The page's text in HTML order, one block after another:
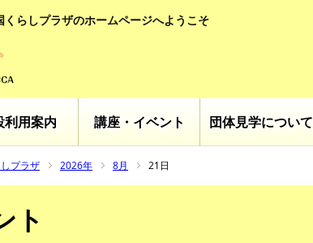
らしプラザのホームページへようこそ
利用案内 講座・イベント 団体見学について
プラザ 2026年 8月 21日
ト